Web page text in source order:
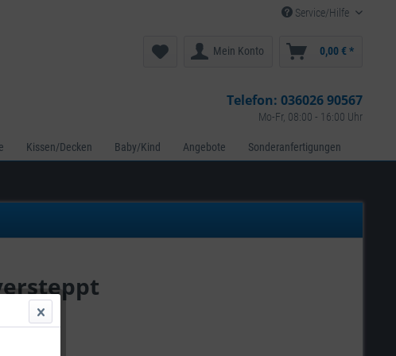
Service/Hilfe
Mein Konto 0,00 € *
Telefon: 036026 90567
Mo-Fr, 08:00 - 16:00 Uhr
Kissen/Decken Baby/Kind Angebote Sonderanfertigungen